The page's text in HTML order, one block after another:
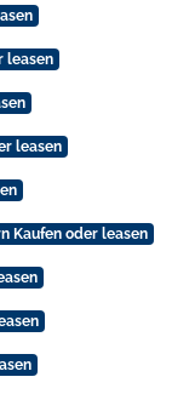
leasen
leasen
Kaufen oder leasen